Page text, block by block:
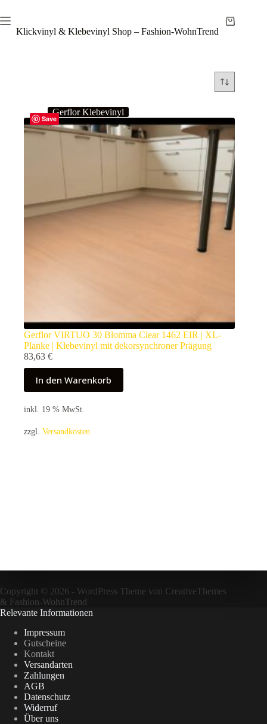
Inhalt
springenKlickvinyl & Klebevinyl Shop – Fashion-WohnTrend
Warenkorb
Save
Gerflor Klebevinyl
Gerflor VIRTUO 30 Blomma Clear 1462 EIR | XL-
Planke | Klebevinyl mit dekorsynchroner Prägung
83,63 €
In den Warenkorb
inkl. 19 % MwSt.
zzgl. Versandkosten
Copyright © 2026 - WordPress Theme von CreativeThemes
& Fashion-WohnTrend
Relevante Informationen
Impressum
Gutscheine
Kontakt
Versandarten
Zahlungen
AGB
Datenschutz
Widerruf
Über uns